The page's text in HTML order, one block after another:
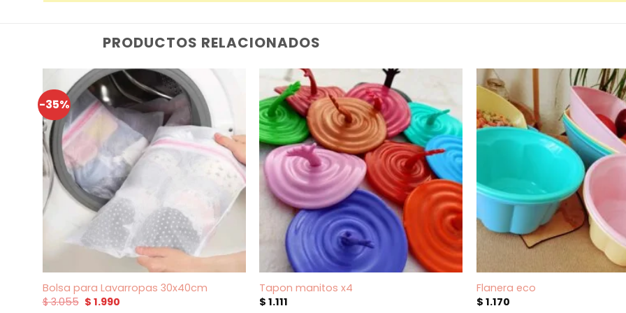
PRODUCTOS RELACIONADOS
-35%
Bolsa para Lavarropas 30x40cm
$3.055 El
$ 1.990El
Tapon manitos x4
$ 1.111
Flanera eco
$ 1.170